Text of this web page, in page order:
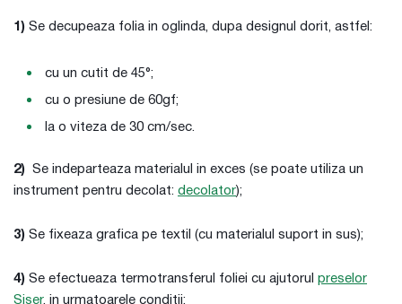
1) Se decupeaza folia in oglinda, dupa designul dorit, astfel:
cu un cutit de 45°;
cu o presiune de 60gf;
la o viteza de 30 cm/sec.
2) Se indeparteaza materialul in exces (se poate utiliza un
instrument pentru decolat: decolator);
3) Se fixeaza grafica pe textil (cu materialul suport in sus);
4) Se efectueaza termotransferul foliei cu ajutorul preselor
Siser, in urmatoarele conditii: